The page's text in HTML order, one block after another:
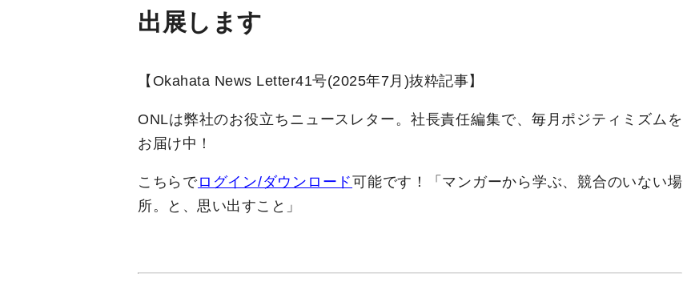
出展します
【Okahata News Letter41号(2025年7月)抜粋記事】
ONLは弊社のお役立ちニュースレター。社長責任編集で、毎月ポジティミズムを
お届け中！
こちらでログイン/ダウンロード可能です！「マンガーから学ぶ、競合のいない場
所。と、思い出すこと」